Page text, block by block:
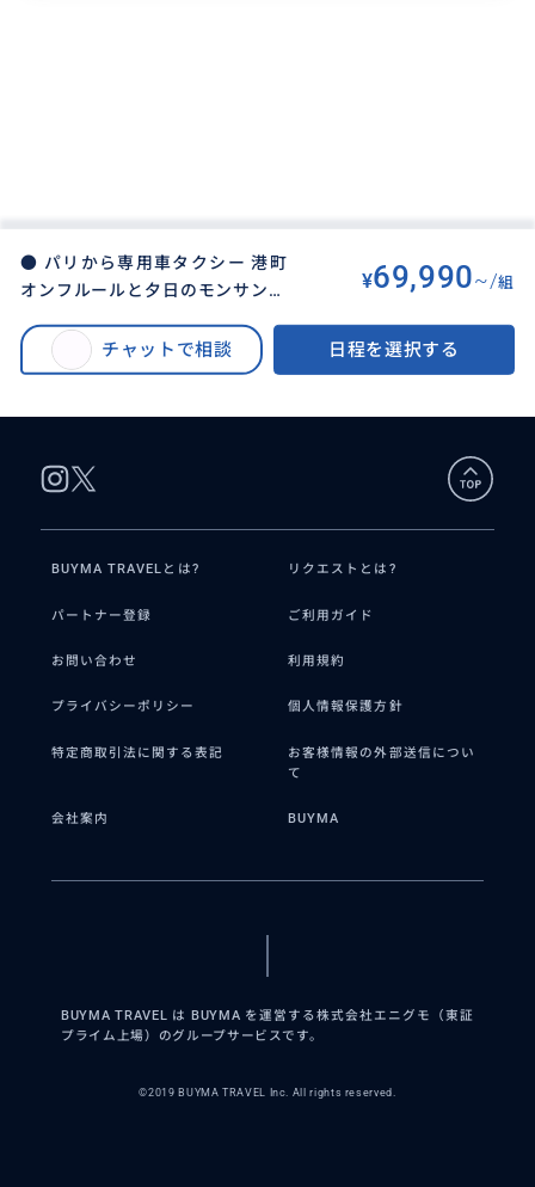
● パリから専用車タクシー 港町
オンフルールと夕日のモンサンミ
満足 弾丸1日コース♡15時間 記
念写真撮ります！日本語ガイド 貸
¥69,990~/組
チャットで相談 日程を選択する
● パリから専用車タクシー 港町オンフルールと夕日のモンサンミッシェル
観光 買物 ガイド同行 ご満足 弾丸1日コース♡15時間 記念写真撮ります！日
本語ガイド 貸切チャーター車 ハイヤーサービス
BUYMA TRAVELとは? リクエストとは?
パートナー登録 ご利用ガイド
お問い合わせ 利用規約
プライバシーポリシー 個人情報保護方針
特定商取引法に関する表記
お客様情報の外部送信につい
て
会社案内 BUYMA
BUYMA TRAVEL は BUYMA を運営する株式会社エニグモ（東証
プライム上場）のグループサービスです。
©2019 BUYMA TRAVEL Inc. All rights reserved.